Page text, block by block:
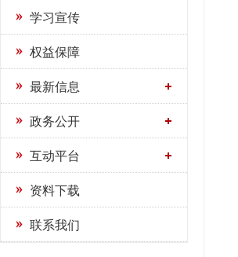
关于开展2024年“千人千企”职工培训活动的
学习宣传
权益保障
最新信息
政务公开
互动平台
资料下载
联系我们